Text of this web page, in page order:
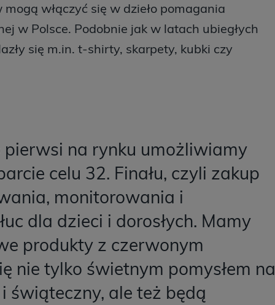
włączyć się w dzieło pomagania
w Polsce. Podobnie jak w latach ubiegłych
się m.in. t-shirty, skarpety, kubki czy
pierwsi na rynku umożliwiamy
celu 32. Finału, czyli zakup
monitorowania i
dla dzieci i dorosłych. Mamy
produkty z czerwonym
nie tylko świetnym pomysłem na
świąteczny, ale też będą